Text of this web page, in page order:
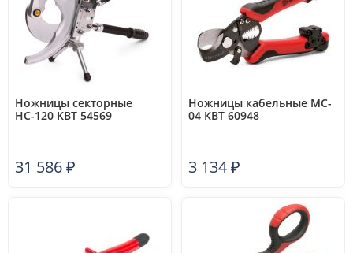
Ножницы секторные
НС-120 КВТ 54569
31 586₽
Ножницы кабельные MC-
04 КВТ 60948
3 134₽